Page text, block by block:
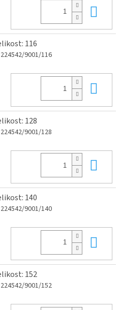
116
9001/116
128
9001/128
140
9001/140
152
9001/152